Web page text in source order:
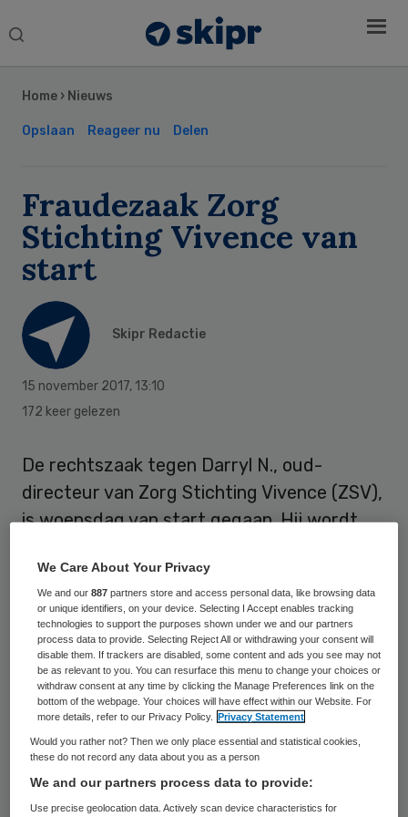
Search
Home › Nieuws
Opslaan Reageer nu Delen
Fraudezaak Zorg
Stichting Vivence van
start
Skipr Redactie
15 november 2017, 13:10
172 keer gelezen
De rechtszaak tegen Darryl N., oud-
directeur van Zorg Stichting Vivence (ZSV),
is woensdag van start gegaan. Hij wordt
miljoenenfraude met zorggeld bij de
Rotterdamse zorginstelling. Dit meldt het
AD.
N. was sinds 2011 bestuurder van de
instelling voor licht verstandelijk
gehandicapten. Eind juni 2016 werd hij
gearresteerd vanwege fraude. N. zou voor
zo’n 1,9 miljoen euro aan zorggelden naar de
bankrekeningen van hemzelf en zijn vriendin
Sidebar
We Care About Your Privacy
We and our887 partners store and access personal data, like browsing data
or unique identifiers, on your device. Selecting I Accept enables tracking
technologies to support the purposes shown under we and our partners
process data to provide. Selecting Reject All or withdrawing your consent will
disable them. If trackers are disabled, some content and ads you see may not
be as relevant to you. You can resurface this menu to change your choices or
withdraw consent at any time by clicking the Manage Preferences link on the
bottom of the webpage. Your choices will have effect within our Website. For
more details, refer to our Privacy Policy.
Privacy Statement
Would you rather not? Then we only place essential and statistical cookies,
these do not record any data about you as a person
We and our partners process data to provide:
Use precise geolocation data. Actively scan device characteristics for